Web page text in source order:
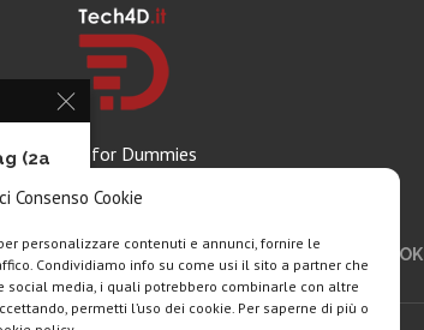
Consenso Cookie
personalizzare contenuti e annunci, fornire le
Condividiamo info su come usi il sito a partner che
social media, i quali potrebbero combinarle con altre
permetti l’uso dei cookie. Per saperne di più o
Tech for Dummies
FACEBOOK
(2a
e...